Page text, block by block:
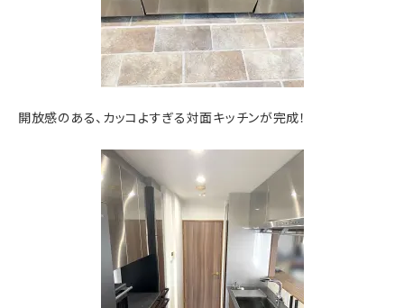
開放感のある、カッコよすぎる対面キッチンが完成！